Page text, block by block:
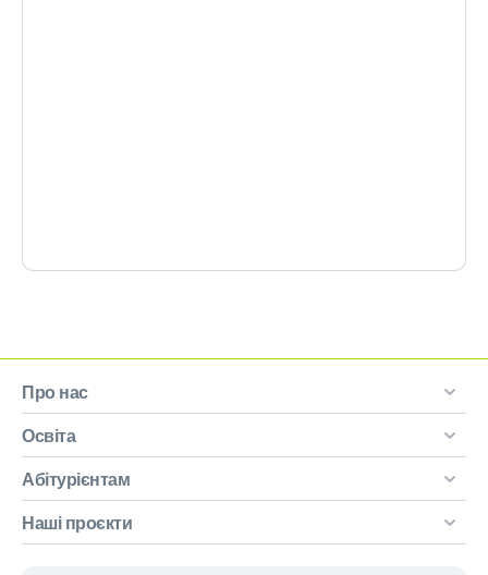
Про нас
Освіта
Абітурієнтам
Наші проєкти